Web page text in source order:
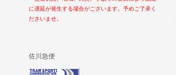
に遅延が発生する場合がございます。予めご了承く
ださいませ。
佐川急便